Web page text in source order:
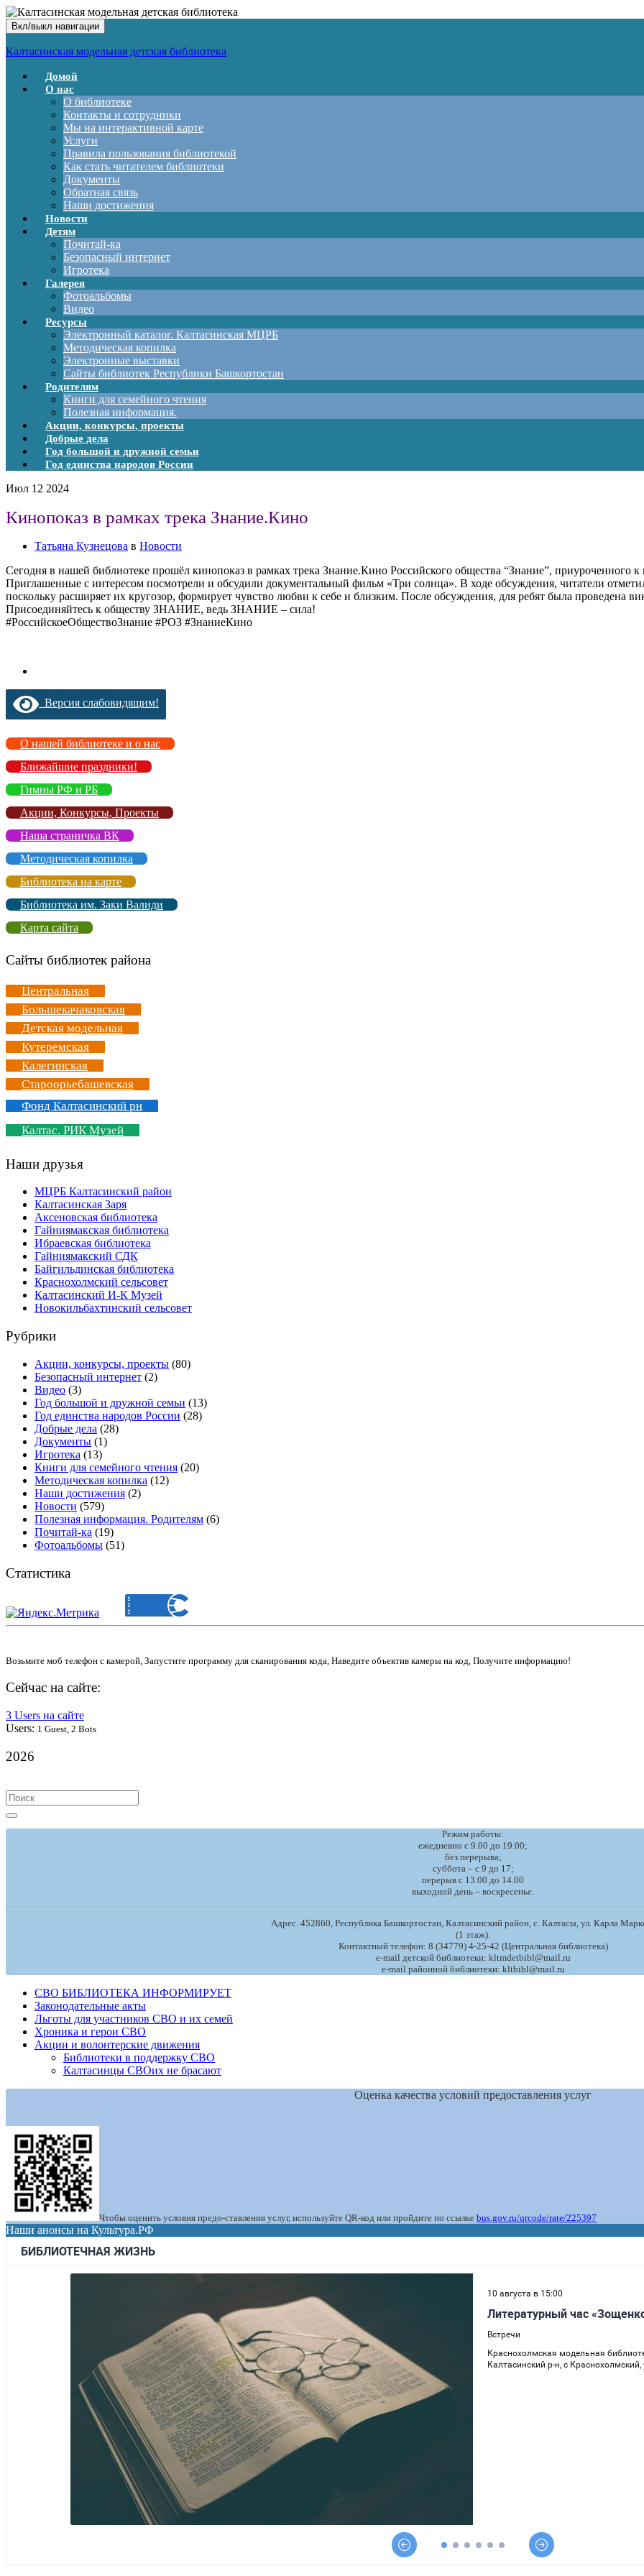
Вкл/выкл навигации
Калтасинская модельная детская библиотека
Домой
О нас
О библиотеке
Контакты и сотрудники
Мы на интерактивной карте
Услуги
Правила пользования библиотекой
Как стать читателем библиотеки
Документы
Обратная связь
Наши достижения
Новости
Детям
Почитай-ка
Безопасный интернет
Игротека
Галерея
Фотоальбомы
Видео
Ресурсы
Электронный каталог. Калтасинская МЦРБ
Методическая копилка
Электронные выставки
Сайты библиотек Республики Башкортостан
Родителям
Книги для семейного чтения
Полезная информация.
Акции, конкурсы, проекты
Добрые дела
Год большой и дружной семьи
Год единства народов России
Июл 12 2024
Кинопоказ в рамках трека Знание.Кино
Татьяна Кузнецова в Новости
Сегодня в нашей библиотеке прошёл кинопоказ в рамках трека Знание.Кино Российского общества “Знание”, приуроченного
Приглашенные с интересом посмотрели и обсудили документальный фильм «Три солнца». В ходе обсуждения, читатели
поскольку расширяет их кругозор, формирует чувство любви к себе и близким. После обсуждения, для ребят была проведена
Присоединяйтесь к обществу ЗНАНИЕ, ведь ЗНАНИЕ – сила!
#РоссийскоеОбществоЗнание #РОЗ #ЗнаниеКино
Версия слабовидящим!
О нашей библиотеке и о нас
Ближайшие праздники!
Гимны РФ и РБ
Акции, Конкурсы, Проекты
Наша страничка ВК
Методическая копилка
Библиотека на карте
Библиотека им. Заки Валиди
Карта сайта
Сайты библиотек района
Центральная
Большекачаковская
Детская модельная
Кутеремская
Калегинская
Староорьебашевская
Фонд Калтасинский рн
Калтас. РИК Музей
Наши друзья
МЦРБ Калтасинский район
Калтасинская Заря
Аксеновская библиотека
Гайниямакская библиотека
Ибраевская библиотека
Гайниямакский СДК
Байгильдинская библиотека
Краснохолмский сельсовет
Калтасинский И-К Музей
Новокильбахтинский сельсовет
Рубрики
Акции, конкурсы, проекты (80)
Безопасный интернет (2)
Видео (3)
Год большой и дружной семьи (13)
Год единства народов России (28)
Добрые дела (28)
Документы (1)
Игротека (13)
Книги для семейного чтения (20)
Методическая копилка (12)
Наши достижения (2)
Новости (579)
Полезная информация. Родителям (6)
Почитай-ка (19)
Фотоальбомы (51)
Статистика
Возьмите моб телефон с камерой, Запустите программу для сканирования кода, Наведите объектив камеры на код, Получите информацию!
Сейчас на сайте:
3 Users на сайте
Users: 1 Guest, 2 Bots
2026
Search
for:
Режим работы:
ежедневно с 9.00 до 19.00;
без перерыва;
суббота – с 9 до 17;
перерыв с 13.00 до 14.00
выходной день – воскресенье.
Адрес. 452860, Республика Башкортостан, Калтасинский район, с. Калтасы, ул. Карла
(1 этаж).
Контактный телефон: 8 (34779) 4-25-42 (Центральная библиотека)
e-mail детской библиотеки: kltmdetbibl@mail.ru
e-mail районной библиотеки: kltbibl@mail.ru
СВО БИБЛИОТЕКА ИНФОРМИРУЕТ
Законодательные акты
Льготы для участников СВО и их семей
Хроника и герои СВО
Акции и волонтерские движения
Библиотеки в поддержку СВО
Калтасинцы СВОих не брасают
Оценка качества условий предоставления услуг
Чтобы оценить условия предо-ставления услуг, используйте QR-код или пройдите по ссылке bus.gov.ru/qrcode/rate/225397
Наши анонсы на Культура.РФ